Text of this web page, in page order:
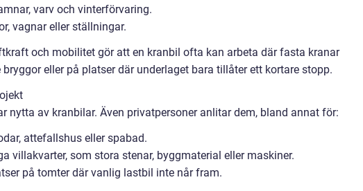
varv och vinterförvaring.
vagnar eller ställningar.
och mobilitet gör att en kranbil ofta kan arbeta där fasta kranar
eller på platser där underlaget bara tillåter ett kortare stopp.
nytta av kranbilar. Även privatpersoner anlitar dem, bland annat för:
attefallshus eller spabad.
villakvarter, som stora stenar, byggmaterial eller maskiner.
på tomter där vanlig lastbil inte når fram.